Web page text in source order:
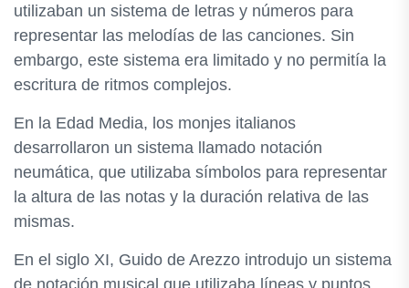
utilizaban un sistema de letras y números para
representar las melodías de las canciones. Sin
embargo, este sistema era limitado y no permitía la
escritura de ritmos complejos.
En la Edad Media, los monjes italianos
desarrollaron un sistema llamado notación
neumática, que utilizaba símbolos para representar
la altura de las notas y la duración relativa de las
mismas.
En el siglo XI, Guido de Arezzo introdujo un sistema
de notación musical que utilizaba líneas y puntos